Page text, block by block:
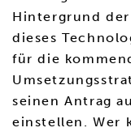
Hintergrund
dieses
für die
seinen Antrag
einstellen. Wer